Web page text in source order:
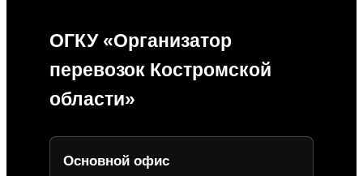
ОГКУ «Организатор
перевозок Костромской
области»
Основной офис